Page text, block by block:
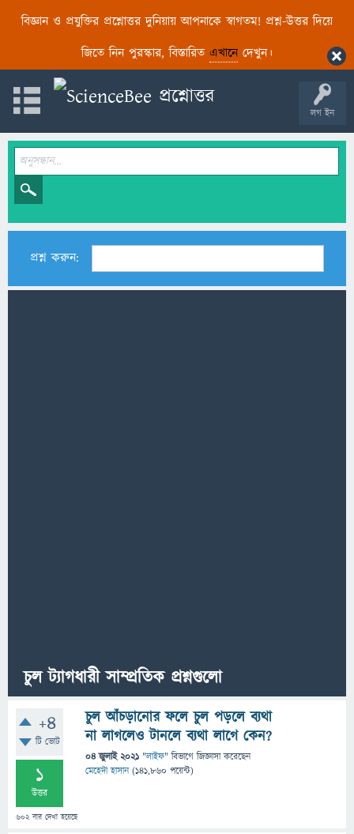
বিজ্ঞান ও প্রযুক্তির প্রশ্নোত্তর দুনিয়ায় আপনাকে স্বাগতম! প্রশ্ন-উত্তর দিয়ে
জিতে নিন পুরস্কার, বিস্তারিত এখানেদেখুন।
লগ ইন
প্রশ্ন করুন:
চুল ট্যাগধারী সাম্প্রতিক প্রশ্নগুলো
+4
টি ভোট
1
উত্তর
602বার দেখা হয়েছে
চুল আঁচড়ানোর ফলে চুল পড়লে ব্যথা
না লাগলেও টানলে ব্যথা লাগে কেন?
04 জুলাই 2021 "লাইফ" বিভাগে জিজ্ঞাসাকরেছেন
মেহেদী হাসান (141,860 পয়েন্ট)